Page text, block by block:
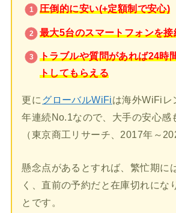
圧倒的に安い(+定額制で安心)
最大5台のスマートフォンを接
トラブルや質問があれば24時
トしてもらえる
更に グローバルWiFiは海外WiFiレ
年連続No.1なので、大手の安心感
（東京商工リサーチ、2017年～
懸念点があるとすれば、繁忙期に
く、直前の予約だと在庫切れにな
とです。